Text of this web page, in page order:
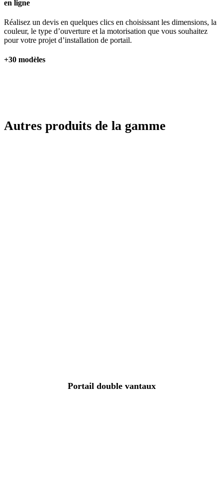
en ligne
Réalisez un devis en quelques clics en choisissant les dimensions, la
couleur, le type d’ouverture et la motorisation que vous souhaitez
pour votre projet d’installation de portail.
+30 modèles
Autres produits de la gamme
Portail double vantaux